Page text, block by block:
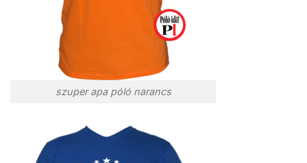
szuper apa póló narancs